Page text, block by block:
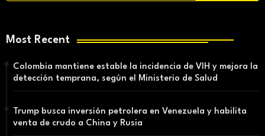
Most Recent
Colombia mantiene estable la incidencia de VIH y mejora la
detección temprana, según el Ministerio de Salud
Trump busca inversión petrolera en Venezuela y habilita
venta de crudo a China y Rusia